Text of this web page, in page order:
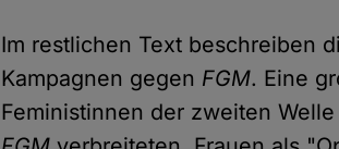
Im restlichen Text beschreiben
Kampagnen gegen FGM. Eine
Feministinnen der zweiten